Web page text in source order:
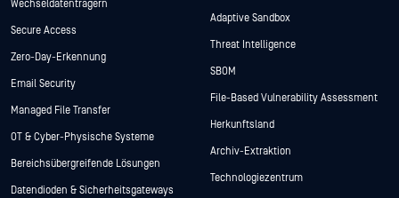
Wechseldatenträgern
Secure Access
Zero-Day-Erkennung
Email Security
Managed File Transfer
OT & Cyber-Physische Systeme
Bereichsübergreifende Lösungen
Datendioden & Sicherheitsgateways
Adaptive Sandbox
Threat Intelligence
SBOM
File-Based Vulnerability Assessment
Herkunftsland
Archiv-Extraktion
Technologiezentrum